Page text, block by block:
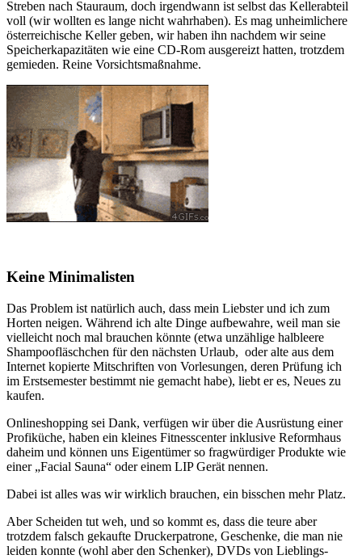
Streben nach Stauraum, doch irgendwann ist selbst das Kellerabteil
voll (wir wollten es lange nicht wahrhaben). Es mag unheimlichere
österreichische Keller geben, wir haben ihn nachdem wir seine
Speicherkapazitäten wie eine CD-Rom ausgereizt hatten, trotzdem
gemieden. Reine Vorsichtsmaßnahme.
Keine Minimalisten
Das Problem ist natürlich auch, dass mein Liebster und ich zum
Horten neigen. Während ich alte Dinge aufbewahre, weil man sie
vielleicht noch mal brauchen könnte (etwa unzählige halbleere
Shampoofläschchen für den nächsten Urlaub, oder alte aus dem
Internet kopierte Mitschriften von Vorlesungen, deren Prüfung ich
im Erstsemester bestimmt nie gemacht habe), liebt er es, Neues zu
kaufen.
Onlineshopping sei Dank, verfügen wir über die Ausrüstung einer
Profiküche, haben ein kleines Fitnesscenter inklusive Reformhaus
daheim und können uns Eigentümer so fragwürdiger Produkte wie
einer „Facial Sauna“ oder einem LIP Gerät nennen.
Dabei ist alles was wir wirklich brauchen, ein bisschen mehr Platz.
Aber Scheiden tut weh, und so kommt es, dass die teure aber
trotzdem falsch gekaufte Druckerpatrone, Geschenke, die man nie
leiden konnte (wohl aber den Schenker), DVDs von Lieblings-